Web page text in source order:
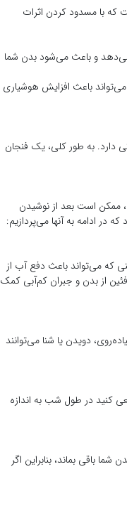
که با مسدود کردن اثرات
می‌دهد و باعث می‌شود بدن شما
باعث افزایش هوشیاری
دارد. به طور کلی، یک فنجان
ممکن است بعد از نوشیدن
در ادامه به آنها می‌پردازیم:
که می‌تواند باعث دفع آب از
از بدن و جبران کم‌آبی کمک
دویدن یا شنا می‌توانند
کنید در طول شب به اندازه
قابل توجهی بر کیفیت خواب شما تاثیر بگذارد. کافئین می‌تواند تا 12 ساعت در بدن شما باقی بماند، بنابراین اگر